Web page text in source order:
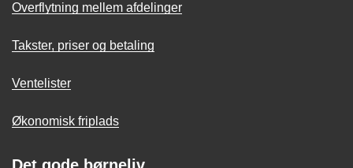
Overflytning mellem afdelinger
Takster, priser og betaling
Ventelister
Økonomisk friplads